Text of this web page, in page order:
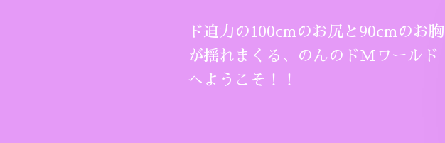
ド迫力の100cmのお尻と90cmのお胸
が揺れまくる、のんのドMワールド
へようこそ！！